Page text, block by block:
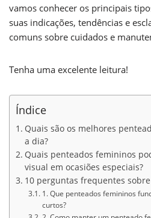
vamos conhecer os principais
suas indicações, tendências e
comuns sobre cuidados e
Tenha uma excelente leitura!
Índice
Quais são os melhores
a dia?
Quais penteados femininos
visual em ocasiões especiais?
10 perguntas frequentes
1. Que penteados femininos
curtos?